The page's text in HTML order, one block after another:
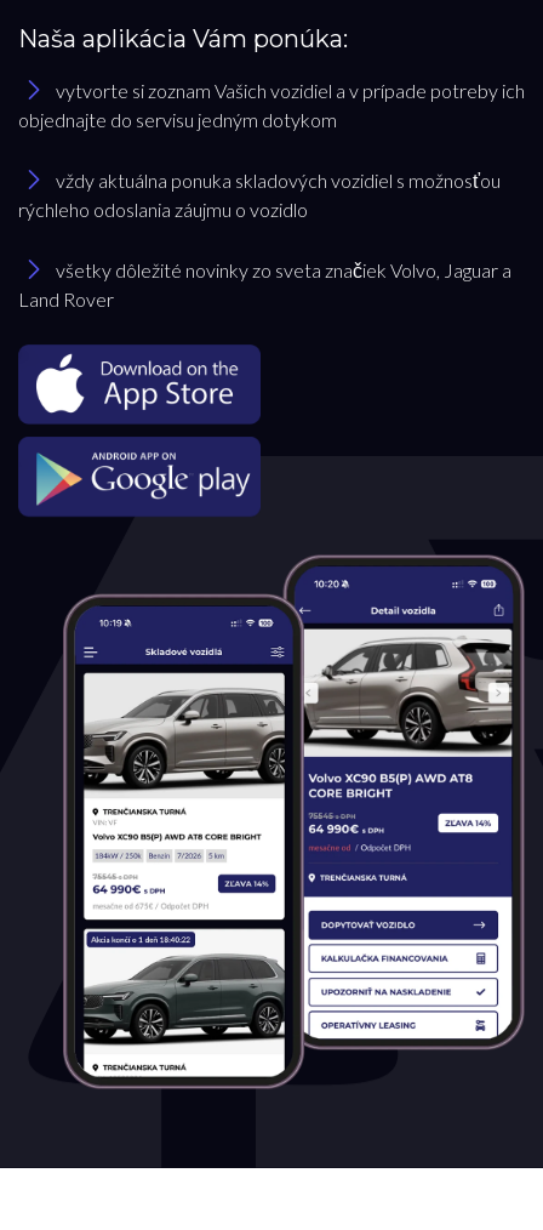
Naša aplikácia Vám ponúka:
vytvorte si zoznam Vašich vozidiel a v prípade potreby ich
objednajte do servisu jedným dotykom
vždy aktuálna ponuka skladových vozidiel s možnosťou
rýchleho odoslania záujmu o vozidlo
všetky dôležité novinky zo sveta značiek Volvo, Jaguar a
Land Rover